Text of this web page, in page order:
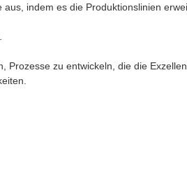
indem es die Produktionslinien
zu entwickeln, die die